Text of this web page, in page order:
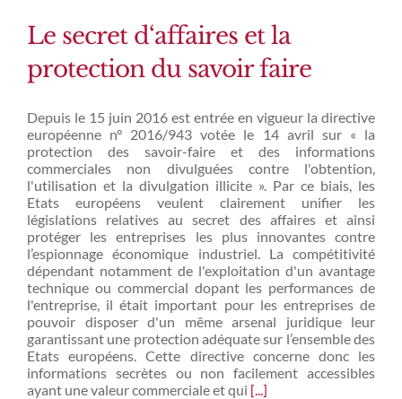
Le secret d‘affaires et la
protection du savoir faire
Depuis le 15 juin 2016 est entrée en vigueur la directive
européenne n° 2016/943 votée le 14 avril sur « la
protection des savoir-faire et des informations
commerciales non divulguées contre l'obtention,
l'utilisation et la divulgation illicite ». Par ce biais, les
Etats européens veulent clairement unifier les
législations relatives au secret des affaires et ainsi
protéger les entreprises les plus innovantes contre
l’espionnage économique industriel. La compétitivité
dépendant notamment de l'exploitation d'un avantage
technique ou commercial dopant les performances de
l'entreprise, il était important pour les entreprises de
pouvoir disposer d'un même arsenal juridique leur
garantissant une protection adéquate sur l’ensemble des
Etats européens. Cette directive concerne donc les
informations secrètes ou non facilement accessibles
ayant une valeur commerciale et qui [...]